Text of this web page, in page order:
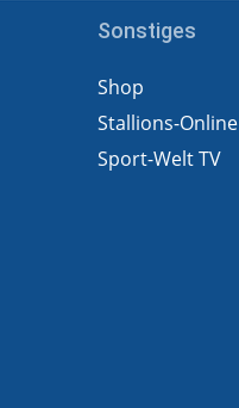
Sonstiges
Shop
Stallions-Online
Sport-Welt TV